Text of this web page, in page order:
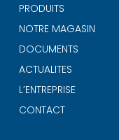
PRODUITS
NOTRE MAGASIN
DOCUMENTS
ACTUALITES
L’ENTREPRISE
CONTACT